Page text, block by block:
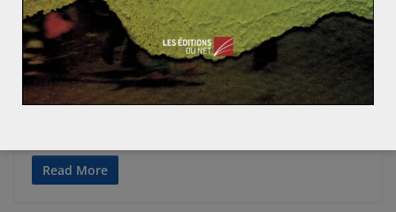
Benjamin MUSSET 20 mars 2016 0 Comments Allemagne
De quoi l’ « Alternative für Deutschland »
(AfD) est-elle le symptôme ?
Les élections régionales tenues dans trois Länders le 13
Read More